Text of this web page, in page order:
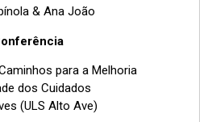
& Ana João
para a Melhoria
dos Cuidados
(ULS Alto Ave)